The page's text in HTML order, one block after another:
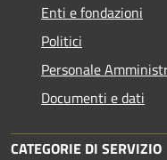
Enti e fondazioni
Politici
Personale
Documenti e dati
CATEGORIE DI SERVIZIO